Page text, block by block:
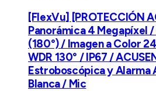
[FlexVu] [PROTECCIÓN
Panorámica 4 Megapíxel
(180°) / Imagen a Color
WDR 130° / IP67 /
Estroboscópica y Alarma
Blanca / Mic